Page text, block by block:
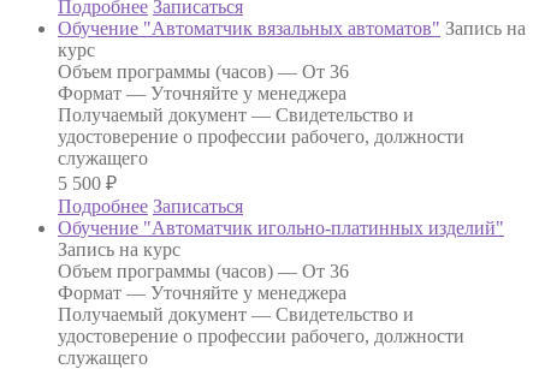
Подробнее Записаться
Обучение "Автоматчик вязальных автоматов" Запись на
курс
Объем программы (часов) — От 36
Формат — Уточняйте у менеджера
Получаемый документ — Свидетельство и
удостоверение о профессии рабочего, должности
служащего
5 500 ₽
Подробнее Записаться
Обучение "Автоматчик игольно-платинных изделий"
Запись на курс
Объем программы (часов) — От 36
Формат — Уточняйте у менеджера
Получаемый документ — Свидетельство и
удостоверение о профессии рабочего, должности
служащего